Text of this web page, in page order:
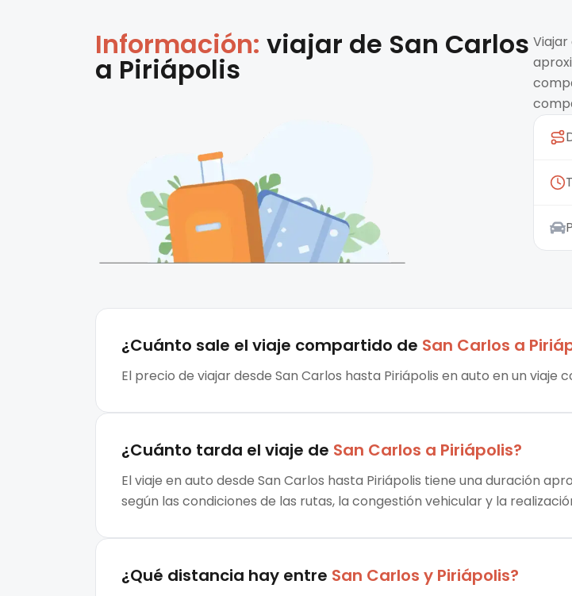
Información: viajar de San Carlos
a Piriápolis
Viajar
¿Cuánto sale el viaje compartido de San Carlos a
El precio de viajar desde San Carlos hasta Piriápolis en auto en un viaje
¿Cuánto tarda el viaje de San Carlos a Piriápolis?
El viaje en auto desde San Carlos hasta Piriápolis tiene una duración
según las condiciones de las rutas, la congestión vehicular y la
¿Qué distancia hay entre San Carlos y Piriápolis?